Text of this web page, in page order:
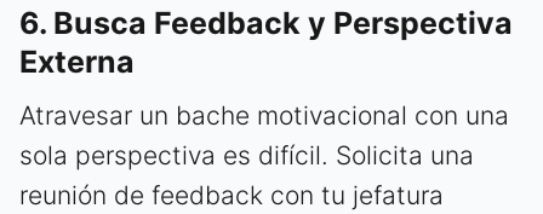
6. Busca Feedback y Perspectiva
Externa
Atravesar un bache motivacional con una
sola perspectiva es difícil. Solicita una
reunión de feedback con tu jefatura